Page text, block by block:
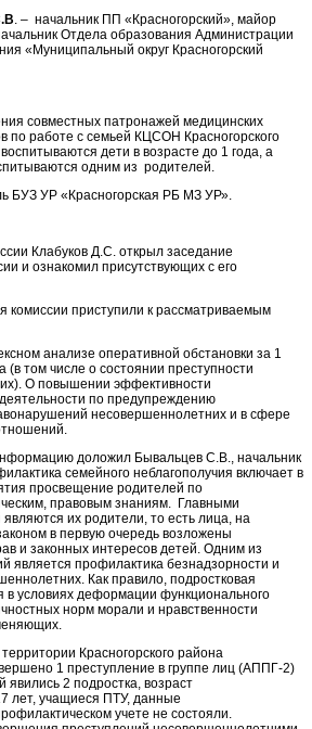
. – начальник ПП «Красногорский», майор
Отдела образования Администрации
«Муниципальный округ Красногорский
совместных патронажей медицинских
по работе с семьей КЦСОН Красногорского
дети в возрасте до 1 года, а
одним из родителей.
БУЗ УР «Красногорская РБ МЗ УР».
Клабуков Д.С. открыл заседание
и ознакомил присутствующих с его
комиссии приступили к рассматриваемым
анализе оперативной обстановки за 1
(в том числе о состоянии преступности
О повышении эффективности
по предупреждению
несовершеннолетних и в сфере
доложил Бывальцев С.В., начальник
семейного неблагополучия включает в
просвещение родителей по
правовым знаниям. Главными
их родители, то есть лица, на
в первую очередь возложены
и законных интересов детей. Одним из
является профилактика безнадзорности и
Как правило, подростковая
в условиях деформации функционального
норм морали и нравственности
Красногорского района
1 преступление в группе лиц (АППГ-2)
явились 2 подростка, возраст
лет, учащиеся ПТУ, данные
учете не состояли.